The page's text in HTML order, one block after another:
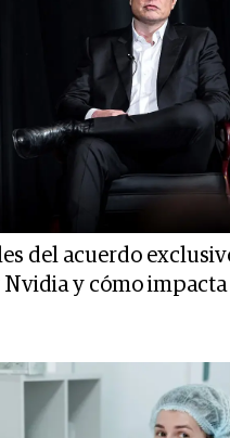
del acuerdo
Nvidia y cómo